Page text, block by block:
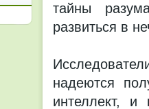
тайны
развиться в
надеются
интеллект,